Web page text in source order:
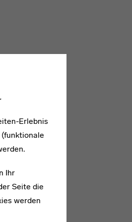
Erlebnis
Ihr
Seite die
werden